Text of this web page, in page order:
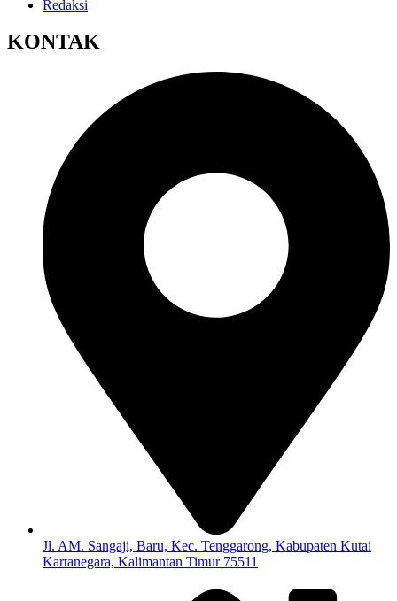
Redaksi
KONTAK
Jl. AM. Sangaji, Baru, Kec. Tenggarong, Kabupaten Kutai
Kartanegara, Kalimantan Timur 75511